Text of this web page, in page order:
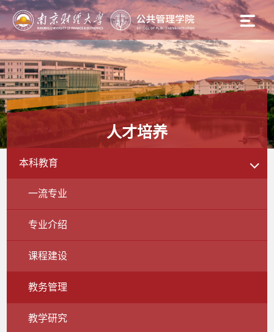
人才培养
本科教育
一流专业
专业介绍
课程建设
教务管理
教学研究